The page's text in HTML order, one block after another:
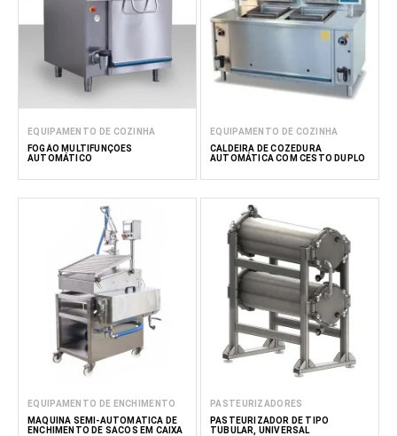
EQUIPAMENTO DE COZINHA
FOGÃO MULTIFUNÇÕES
AUTOMÁTICO
EQUIPAMENTO DE COZINHA
CALDEIRA DE COZEDURA
AUTOMÁTICA COM CESTO DUPLO
EQUIPAMENTO DE ENCHIMENTO
MÁQUINA SEMI-AUTOMÁTICA DE
ENCHIMENTO DE SACOS EM CAIXA
PASTEURIZADORES
PASTEURIZADOR DE TIPO
TUBULAR, UNIVERSAL